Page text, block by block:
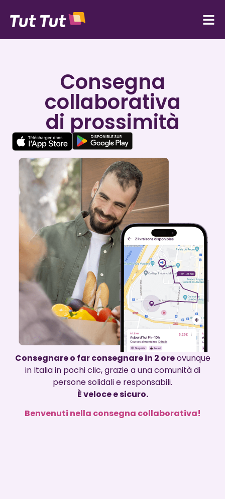
Consegna
collaborativa
di prossimità
Consegnare o far consegnare in 2 oreovunque
in Italia in pochi clic, grazie a una comunità di
persone solidali e responsabili.
È veloce e sicuro.
Benvenuti nella consegna collaborativa!